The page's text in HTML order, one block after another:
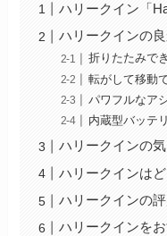
ハリークイン「
ハリークインの
折りたたみで
転がして移動
パワフルなア
内蔵型バッテ
ハリークインの
ハリークインは
ハリークインの
ハリークインを